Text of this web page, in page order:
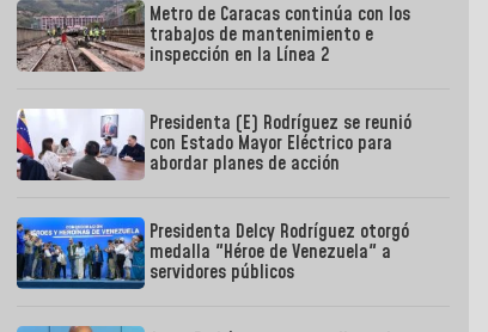
Metro de Caracas continúa con los
trabajos de mantenimiento e
inspección en la Línea 2
Presidenta (E) Rodríguez se reunió
con Estado Mayor Eléctrico para
abordar planes de acción
Presidenta Delcy Rodríguez otorgó
medalla "Héroe de Venezuela" a
servidores públicos